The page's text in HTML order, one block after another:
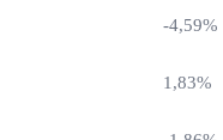
-4,59%
1,83%